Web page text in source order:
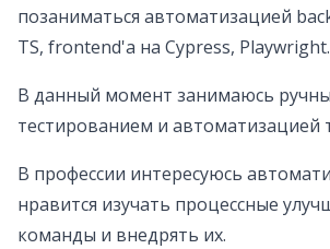
позаниматься автоматизацией
TS, frontend'а на Cypress, Playwright.
В данный момент занимаюсь
тестированием и автоматизацией
В профессии интересуюсь
нравится изучать процессные
команды и внедрять их.